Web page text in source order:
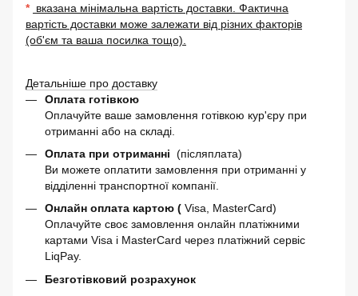
* вказана мінімальна вартість доставки. Фактична
вартість доставки може залежати від різних факторів
(об'єм та ваша посилка тощо).
Детальніше про доставку
Оплата готівкою
Оплачуйте ваше замовлення готівкою кур'єру при
отриманні або на складі.
Оплата при отриманні (післяплата)
Ви можете оплатити замовлення при отриманні у
відділенні транспортної компанії.
Онлайн оплата картою ( Visa, MasterCard)
Оплачуйте своє замовлення онлайн платіжними
картами Visa і MasterCard через платіжний сервіс
LiqPay.
Безготівковий розрахунок